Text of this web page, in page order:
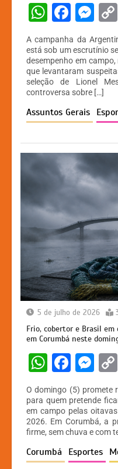
W
at
s
A
p
p
F
a
c
e
b
o
o
k
M
s
s
e
n
g
er
A campanha da
está sob um escrutínio
desempenho em
que levantaram
seleção de Lionel
controversa sobre […]
Assuntos Gerais
5 de julho de 2026
Frio, cobertor e Brasil em
em Corumbá neste
W
h
at
s
A
p
F
a
c
e
b
o
M
s
s
e
n
O domingo (5) promete
para quem pretende
em campo pelas
2026. Em Corumbá, a
firme, sem chuva e com
Corumbá Esportes